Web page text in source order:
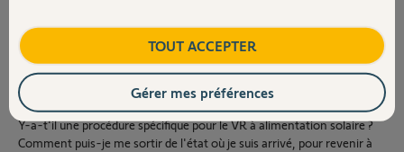
me trouve.
Aujourd'hui je ne peux que faire monter ou descendre en maintenant
appuyés les boutons, comme s'il n'existait aucun fin de course de
défini.
Y-a-t'il une procédure spécifique pour le VR à alimentation solaire ?
Comment puis-je me sortir de l'état où je suis arrivé, pour revenir à
TOUT ACCEPTER
Gérer mes préférences